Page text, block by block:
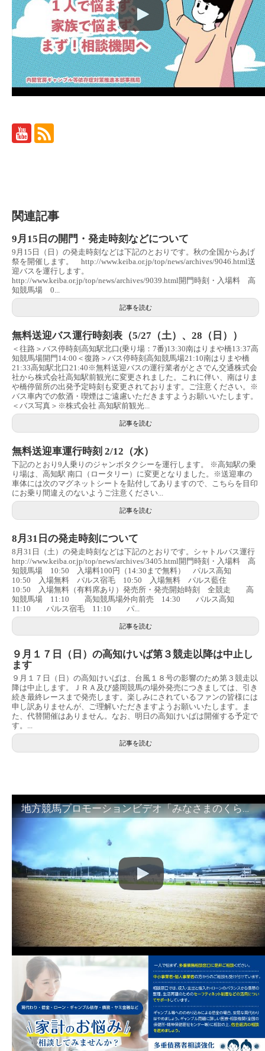
関連記事
9月15日の開門・発走時刻などについて
9月15日（日）の発走時刻などは下記のとおりです。秋の全国からあげ
祭を開催します。 http://www.keiba.or.jp/top/news/archives/9046.html送
迎バスを運行します。
http://www.keiba.or.jp/top/news/archives/9039.html開門時刻・入場料 高
知競馬場 0...
記事を読む
無料送迎バス運行時刻表（5/27（土）、28（日））
＜往路＞バス停時刻高知駅北口(乗り場：7番)13:30南はりまや橋13:37高
知競馬場開門14:00＜復路＞バス停時刻高知競馬場21:10南はりまや橋
21:33高知駅北口21:40※無料送迎バスの運行業者がとさでん交通株式会
社から株式会社高知駅前観光に変更されました。これに伴い、南はりま
や橋停留所の出発予定時刻も変更されております。ご注意ください。※
バス車内での飲酒・喫煙はご遠慮いただきますようお願いいたします。
＜バス写真＞※株式会社 高知駅前観光...
記事を読む
無料送迎車運行時刻 2/12（水）
下記のとおり9人乗りのジャンボタクシーを運行します。 ※高知駅の乗
り場は、高知駅 南口（ロータリー）に変更となりました。※送迎車の
車体には次のマグネットシートを貼付してありますので、こちらを目印
にお乗り間違えのないようご注意ください...
記事を読む
8月31日の発走時刻について
8月31日（土）の発走時刻などは下記のとおりです。シャトルバス運行
http://www.keiba.or.jp/top/news/archives/3405.html開門時刻・入場料 高
知競馬場 10:50 入場料100円（14:30まで無料） パルス高知
10:50 入場無料 パルス宿毛 10:50 入場無料 パルス藍住
10:50 入場無料（有料席あり）発売所・発売開始時刻 全競走 高
知競馬場 11:10 高知競馬場外向前売 14:30 パルス高知
11:10 パルス宿毛 11:10 パ...
記事を読む
９月１７日（日）の高知けいば第３競走以降は中止し
ます
９月１７日（日）の高知けいばは、台風１８号の影響のため第３競走以
降は中止します。ＪＲＡ及び盛岡競馬の場外発売につきましては、引き
続き最終レースまで発売します。楽しみにされているファンの皆様には
申し訳ありませんが、ご理解いただきますようお願いいたします。ま
た、代替開催はありません。なお、明日の高知けいばは開催する予定で
す。...
記事を読む
地方競馬プロモーションビデオ「みなさまのくらしのために」30秒篇｜NAR公式